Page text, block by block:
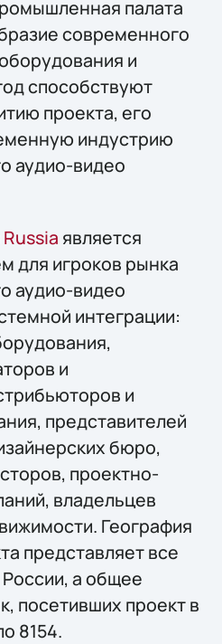
палата
современного
и
способствуют
проекта, его
индустрию
аудио-видео
является
для игроков рынка
аудио-видео
интеграции:
и
и
представителей
бюро,
проектно-
владельцев
География
представляет все
а общее
посетивших проект в
8154.